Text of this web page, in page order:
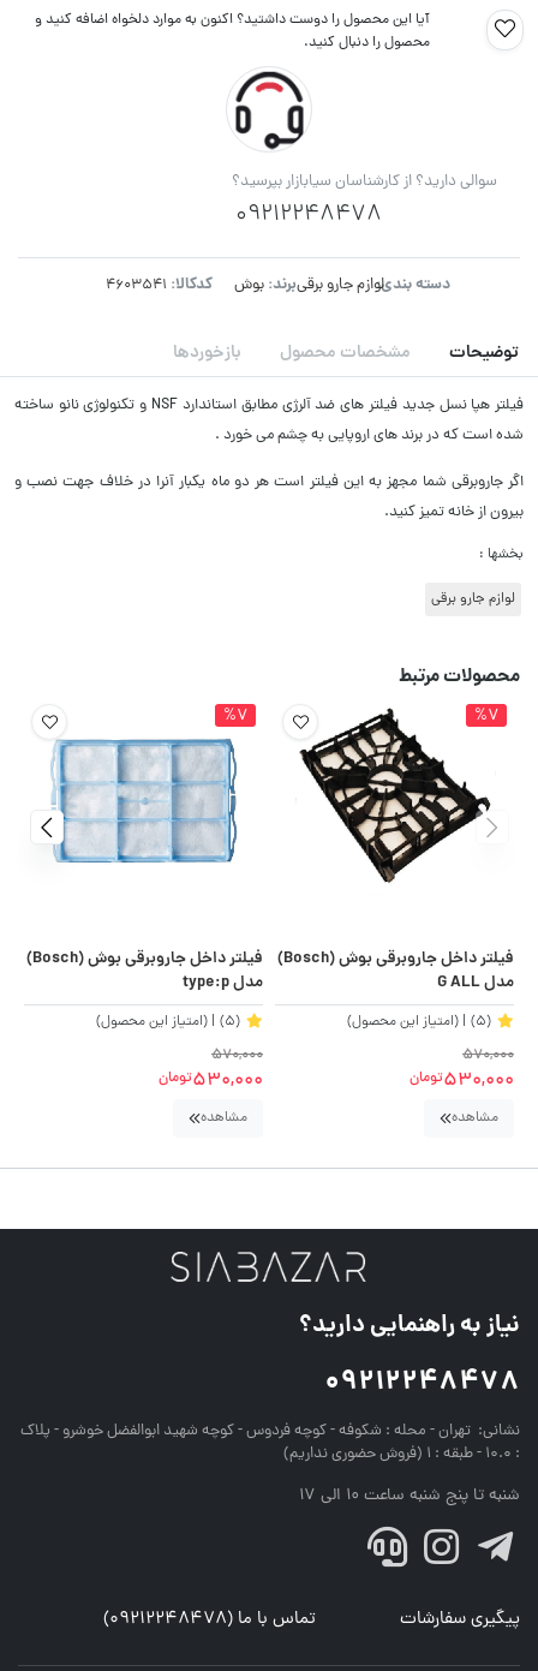
آیا این محصول را دوست داشتید؟ اکنون به موارد دلخواه اضافه کنید و
محصول را دنبال کنید.
سوالی دارید؟ از کارشناسان سیابازار بپرسید؟
09212248478
دسته بندی:لوازم جارو برقیبرند:بوش کدکالا:
توضیحات مشخصات محصول بازخوردها
فیلتر هپا نسل جدید فیلتر های ضد آلرژی مطابق استاندارد NSF و تکنولوژی نانو ساخته
شده است که در برند های اروپایی به چشم می خورد .
اگر جاروبرقی شما مجهز به این فیلتر است هر دو ماه یکبار آنرا در خلاف جهت نصب و
بیرون از خانه تمیز کنید.
بخشها :
لوازم جارو برقی
محصولات مرتبط
%7
فیلتر داخل جاروبرقی بوش (Bosch)
مدل G ALL
(5)
| (امتیاز این محصول)
570,000
530,000تومان
مشاهده
%7
فیلتر داخل جاروبرقی بوش (Bosch)
مدل type:p
(5)
| (امتیاز این محصول)
570,000
530,000تومان
مشاهده
نیاز به راهنمایی دارید؟
09212248478
نشانی: تهران - محله : شکوفه - کوچه فردوس - کوچه شهید ابوالفضل خوشرو - پلاک
: 10.0 - طبقه : 1 (فروش حضوری نداریم)
شنبه تا پنج شنبه ساعت 10 الی 17
پیگیری سفارشات تماس با ما (09212248478)